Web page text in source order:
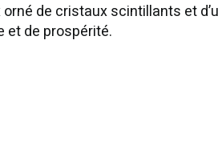
de cristaux scintillants et
et de prospérité.